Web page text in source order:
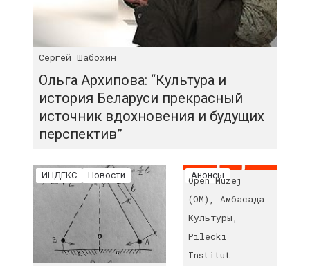
Сергей Шабохин
Ольга Архипова: “Культура и
история Беларуси прекрасный
источник вдохновения и будущих
перспектив”
ИНДЕКС Новости Анонсы
Open Muzej
(OM), Амбасада
Культуры,
Pilecki
Institut